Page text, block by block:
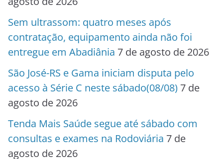
Sem ultrassom: quatro meses após
contratação, equipamento ainda não foi
entregue em Abadiânia 7 de agosto de 2026
São José-RS e Gama iniciam disputa pelo
acesso à Série C neste sábado(08/08) 7 de
agosto de 2026
Tenda Mais Saúde segue até sábado com
consultas e exames na Rodoviária 7 de
agosto de 2026